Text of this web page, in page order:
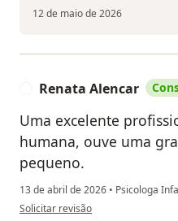
12 de maio de 2026
Renata Alencar
Uma excelente
humana, ouve uma
pequeno.
13 de abril de 2026 • Psicologa
na opinião do utilizador Renata
Solicitar revisão